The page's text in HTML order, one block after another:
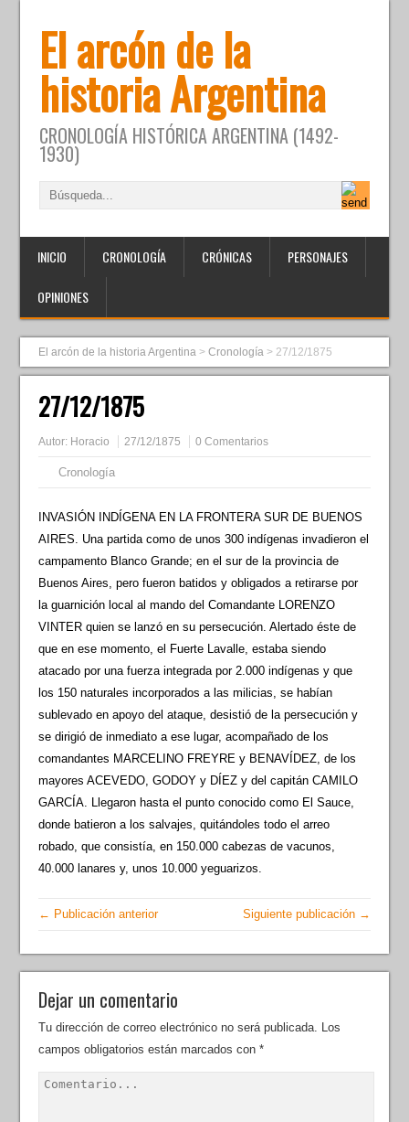
El arcón de la
historia Argentina
CRONOLOGÍA HISTÓRICA ARGENTINA (1492-
1930)
INICIO CRONOLOGÍA CRÓNICAS PERSONAJES
OPINIONES
El arcón de la historia Argentina >Cronología >27/12/1875
27/12/1875
Autor: Horacio 27/12/1875 0 Comentarios
Cronología
INVASIÓN INDÍGENA EN LA FRONTERA SUR DE BUENOS
AIRES. Una partida como de unos 300 indígenas invadieron el
campamento Blanco Grande; en el sur de la provincia de
Buenos Aires, pero fueron batidos y obligados a retirarse por
la guarnición local al mando del Comandante LORENZO
VINTER quien se lanzó en su persecución. Alertado éste de
que en ese momento, el Fuerte Lavalle, estaba siendo
atacado por una fuerza integrada por 2.000 indígenas y que
los 150 naturales incorporados a las milicias, se habían
sublevado en apoyo del ataque, desistió de la persecución y
se dirigió de inmediato a ese lugar, acompañado de los
comandantes MARCELINO FREYRE y BENAVÍDEZ, de los
mayores ACEVEDO, GODOY y DÍEZ y del capitán CAMILO
GARCÍA. Llegaron hasta el punto conocido como El Sauce,
donde batieron a los salvajes, quitándoles todo el arreo
robado, que consistía, en 150.000 cabezas de vacunos,
40.000 lanares y, unos 10.000 yeguarizos.
← Publicación anterior Siguiente publicación →
Dejar un comentario
Tu dirección de correo electrónico no será publicada. Los
campos obligatorios están marcados con*